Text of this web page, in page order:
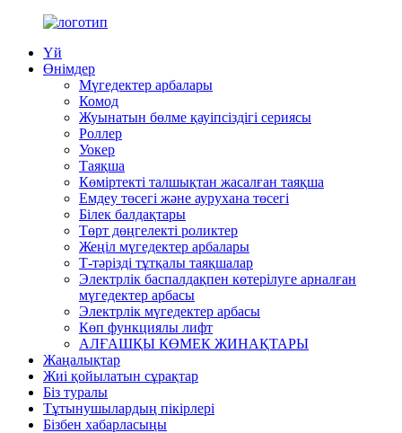
Үй
Өнімдер
Мүгедектер арбалары
Комод
Жуынатын бөлме қауіпсіздігі сериясы
Роллер
Уокер
Таяқша
Көміртекті талшықтан жасалған таяқша
Емдеу төсегі және аурухана төсегі
Білек балдақтары
Төрт дөңгелекті роликтер
Жеңіл мүгедектер арбалары
Т-тәрізді тұтқалы таяқшалар
Электрлік баспалдақпен көтерілуге ​​арналған
мүгедектер арбасы
Электрлік мүгедектер арбасы
Көп функциялы лифт
АЛҒАШҚЫ КӨМЕК ЖИНАҚТАРЫ
Жаңалықтар
Жиі қойылатын сұрақтар
Біз туралы
Тұтынушылардың пікірлері
Бізбен хабарласыңы